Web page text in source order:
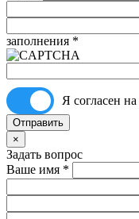
заполнения *
Я согласен на
Отправить
×
Задать вопрос
Ваше имя *